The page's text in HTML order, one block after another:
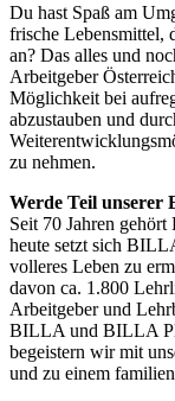
Du hast Spaß am
frische Lebensmittel,
an? Das alles und
Arbeitgeber
Möglichkeit bei
abzustauben und
zu nehmen.
Werde Teil unserer
Seit 70 Jahren
heute setzt sich
volleres Leben zu
davon ca. 1.800
Arbeitgeber und
BILLA und BILLA
begeistern wir mit
und zu einem